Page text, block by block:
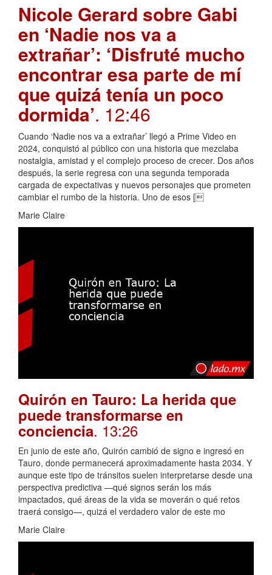
Nicole Gerard sobre Gabi
en ‘Nadie nos va a
extrañar’: ‘Disfruté mucho
encontrar esa parte de mí
que quizá tenía un poco
dormida’. 12:46
Cuando ‘Nadie nos va a extrañar’ llegó a Prime Video en
2024, conquistó al público con una historia que mezclaba
nostalgia, amistad y el complejo proceso de crecer. Dos años
después, la serie regresa con una segunda temporada
cargada de expectativas y nuevos personajes que prometen
cambiar el rumbo de la historia. Uno de esos [
Marie Claire
Quirón en Tauro: La herida que
puede transformarse en
conciencia. 13:26
En junio de este año, Quirón cambió de signo e ingresó en
Tauro, donde permanecerá aproximadamente hasta 2034. Y
aunque este tipo de tránsitos suelen interpretarse desde una
perspectiva predictiva —qué signos serán los más
impactados, qué áreas de la vida se moverán o qué retos
traerá consigo—, quizá el verdadero valor de este mo
Marie Claire